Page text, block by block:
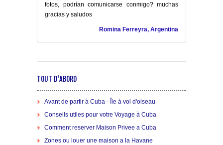
fotos, podrían comunicarse conmigo? muchas
gracias y saludos
Romina Ferreyra, Argentina
TOUT D'ABORD
Avant de partir à Cuba - Île à vol d'oiseau
Conseils utiles pour votre Voyage à Cuba
Comment reserver Maison Privee a Cuba
Zones ou louer une maison a la Havane